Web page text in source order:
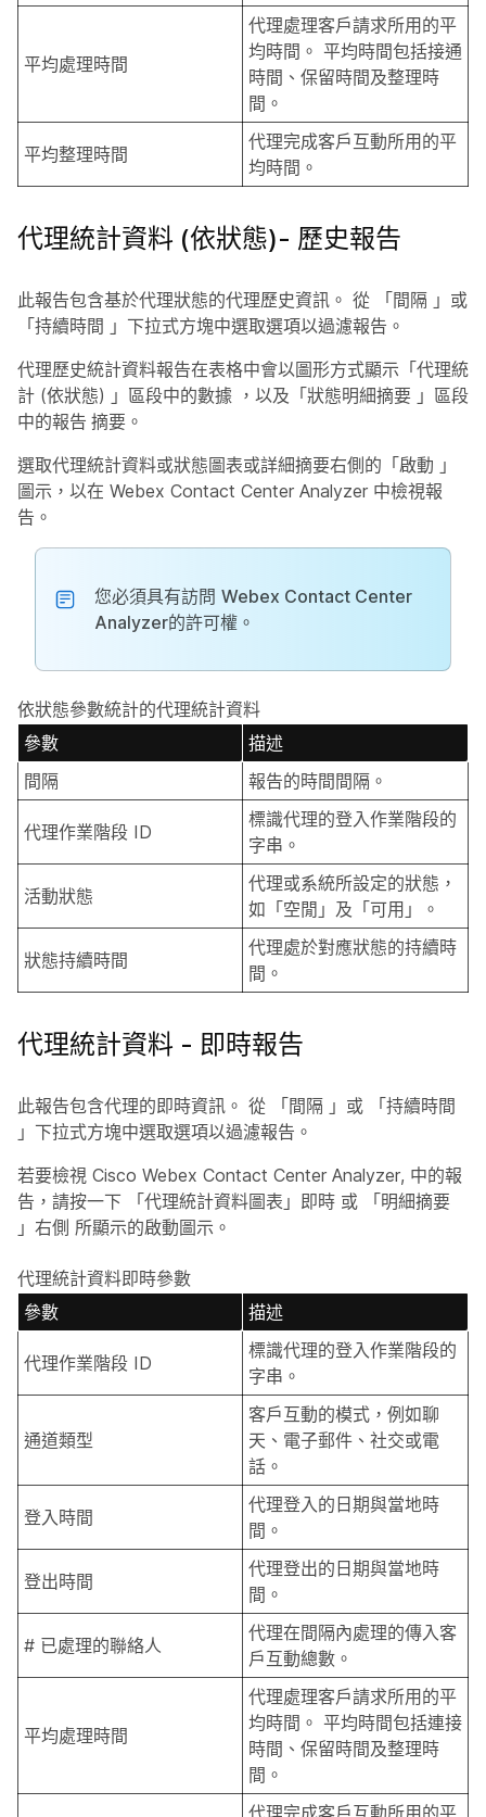
平均處理時間
代理處理客戶請求所用的平
均時間。 平均時間包括接通
時間、保留時間及整理時
間。
平均整理時間
代理完成客戶互動所用的平
均時間。
代理統計資料 (依狀態)- 歷史報告
此報告包含基於代理狀態的代理歷史資訊。 從 「間隔 」或
「持續時間 」下拉式方塊中選取選項以過濾報告。
代理歷史統計資料報告在表格中會以圖形方式顯示「代理統
計 (依狀態) 」區段中的數據 ，以及「狀態明細摘要 」區段
中的報告 摘要。
選取代理統計資料或狀態圖表或詳細摘要右側的「啟動 」
圖示，以在 Webex Contact Center Analyzer 中檢視報
告。
您必須具有訪問 Webex Contact Center
Analyzer的許可權。
依狀態參數統計的代理統計資料
參數
描述
間隔
報告的時間間隔。
代理作業階段 ID
標識代理的登入作業階段的
字串。
活動狀態
代理或系統所設定的狀態，
如「空閒」及「可用」。
狀態持續時間
代理處於對應狀態的持續時
間。
代理統計資料 - 即時報告
此報告包含代理的即時資訊。 從 「間隔 」或
「持續時間
」下拉式方塊中選取選項以過濾報告。
若要檢視 Cisco Webex Contact Center Analyzer, 中的報
告，請按一下
「代理統計資料圖表」即時 或
「明細摘要
」右側 所顯示的啟動圖示。
代理統計資料即時參數
參數
描述
代理作業階段 ID
標識代理的登入作業階段的
字串。
通道類型
客戶互動的模式，例如聊
天、電子郵件、社交或電
話。
登入時間
代理登入的日期與當地時
間。
登出時間
代理登出的日期與當地時
間。
# 已處理的聯絡人
代理在間隔內處理的傳入客
戶互動總數。
平均處理時間
代理處理客戶請求所用的平
均時間。 平均時間包括連接
時間、保留時間及整理時
間。
代理完成客戶互動所用的平